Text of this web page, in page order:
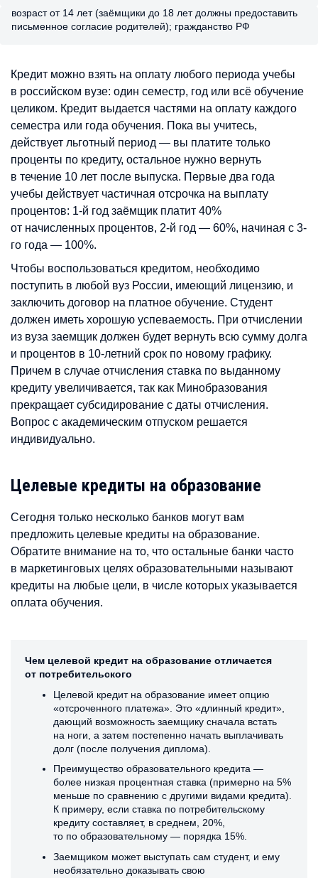
возраст от 14 лет (заёмщики до 18 лет должны предоставить
письменное согласие родителей); гражданство РФ
Кредит можно взять на оплату любого периода учебы
в российском вузе: один семестр, год или всё обучение
целиком. Кредит выдается частями на оплату каждого
семестра или года обучения. Пока вы учитесь,
действует льготный период — вы платите только
проценты по кредиту, остальное нужно вернуть
в течение 10 лет после выпуска. Первые два года
учебы действует частичная отсрочка на выплату
процентов: 1-й год заёмщик платит 40%
от начисленных процентов, 2-й год — 60%, начиная с 3-
го года — 100%.
Чтобы воспользоваться кредитом, необходимо
поступить в любой вуз России, имеющий лицензию, и
заключить договор на платное обучение. Студент
должен иметь хорошую успеваемость. При отчислении
из вуза заемщик должен будет вернуть всю сумму долга
и процентов в 10-летний срок по новому графику.
Причем в случае отчисления ставка по выданному
кредиту увеличивается, так как Минобразования
прекращает субсидирование с даты отчисления.
Вопрос с академическим отпуском решается
индивидуально.
Целевые кредиты на образование
Сегодня только несколько банков могут вам
предложить целевые кредиты на образование.
Обратите внимание на то, что остальные банки часто
в маркетинговых целях образовательными называют
кредиты на любые цели, в числе которых указывается
оплата обучения.
Чем целевой кредит на образование отличается
от потребительского
Целевой кредит на образование имеет опцию
«отсроченного платежа». Это «длинный кредит»,
дающий возможность заемщику сначала встать
на ноги, а затем постепенно начать выплачивать
долг (после получения диплома).
Преимущество образовательного кредита —
более низкая процентная ставка (примерно на 5%
меньше по сравнению с другими видами кредита).
К примеру, если ставка по потребительскому
кредиту составляет, в среднем, 20%,
то по образовательному — порядка 15%.
Заемщиком может выступать сам студент, и ему
необязательно доказывать свою